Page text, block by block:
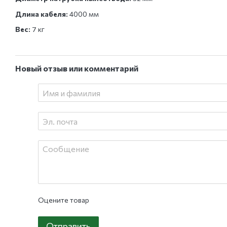
Длина кабеля: 4000 мм
Вес: 7 кг
Новый отзыв или комментарий
Оцените товар